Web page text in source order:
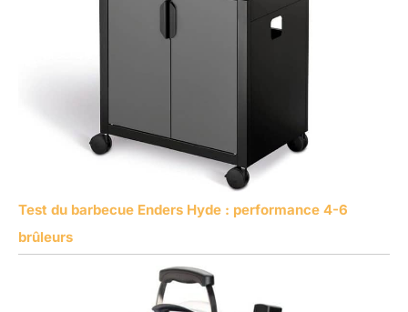
Test du barbecue Enders Hyde : performance 4-6
brûleurs